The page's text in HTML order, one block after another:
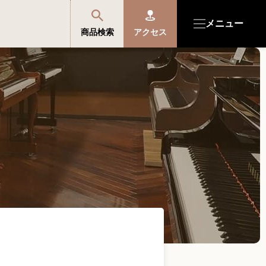
商品検索 アクセス
メニュー
商品を探す・選ぶ
便利なサービス
開成館を知る
音楽教室・イベント情報